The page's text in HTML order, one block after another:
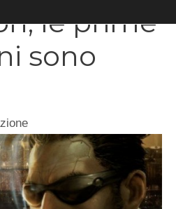
le prime
sono